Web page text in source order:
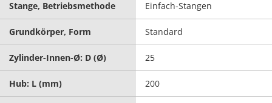
Stange, Betriebsmethode Einfach-Stangen
Grundkörper, Form Standard
Zylinder-Innen-Ø: D (Ø) 25
Hub: L (mm) 200